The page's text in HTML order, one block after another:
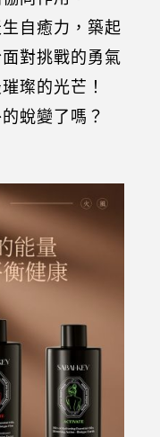
自癒力，築起
對挑戰的勇氣
璨的光芒！
蛻變了嗎？